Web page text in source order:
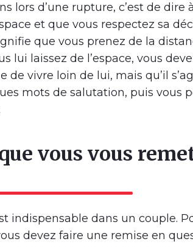
lors d’une rupture, c’est de dire
et que vous respectez sa
que vous prenez de la
lui laissez de l’espace, vous
de vivre loin de lui, mais qu’il
mots de salutation, puis vous
vous vous
indispensable dans un couple.
devez faire une remise en